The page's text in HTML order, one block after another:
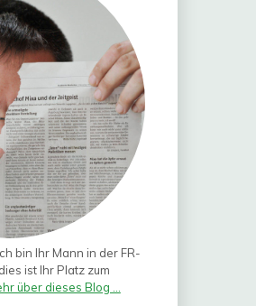
bin Ihr Mann in der FR-
ist Ihr Platz zum
über dieses Blog ...